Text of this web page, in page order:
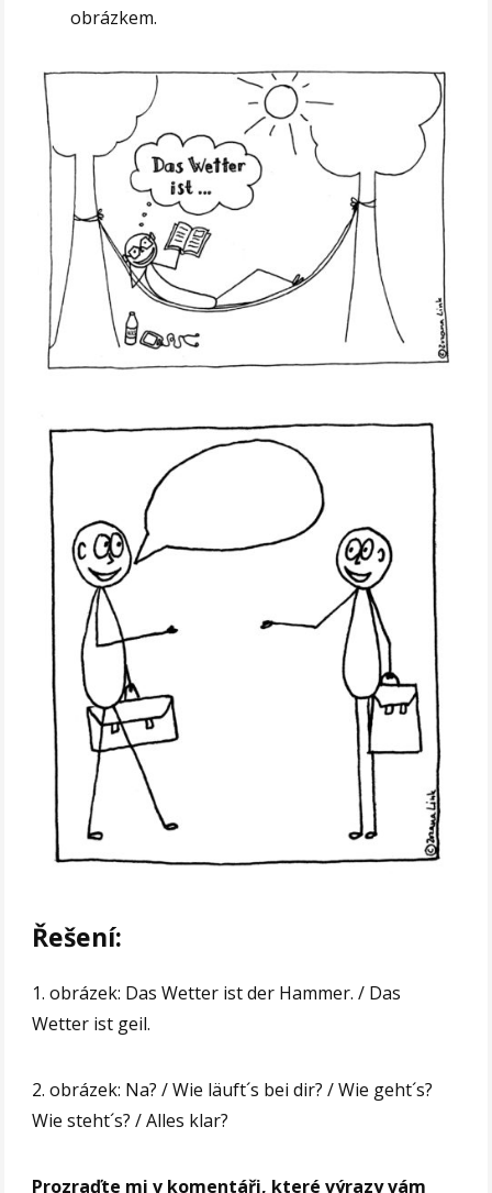
obrázkem.
Řešení:
1. obrázek: Das Wetter ist der Hammer. / Das
Wetter ist geil.
2. obrázek: Na? / Wie läuft´s bei dir? / Wie geht´s?
Wie steht´s? / Alles klar?
Prozraďte mi v komentáři, které výrazy vám